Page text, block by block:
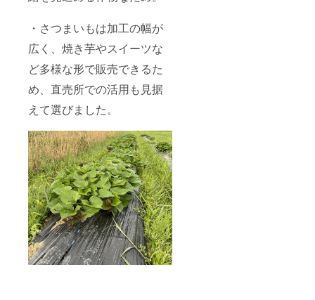
・さつまいもは加工の幅が
広く、焼き芋やスイーツな
ど多様な形で販売できるた
め、直売所での活用も見据
えて選びました。